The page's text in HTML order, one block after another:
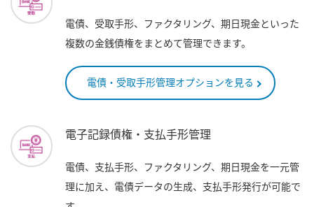
電債、受取手形、ファクタリング、期日現金といった
複数の金銭債権をまとめて管理できます。
電債・受取手形管理オプションを見る
電子記録債権・支払手形管理
電債、支払手形、ファクタリング、期日現金を一元管
理に加え、電債データの生成、支払手形発行が可能で